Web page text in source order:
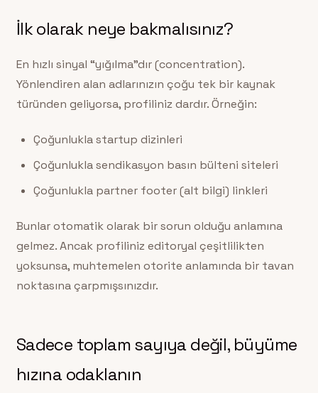
İlk olarak neye bakmalısınız?
En hızlı sinyal “yığılma”dır (concentration).
Yönlendiren alan adlarınızın çoğu tek bir kaynak
türünden geliyorsa, profiliniz dardır. Örneğin:
Çoğunlukla startup dizinleri
Çoğunlukla sendikasyon basın bülteni siteleri
Çoğunlukla partner footer (alt bilgi) linkleri
Bunlar otomatik olarak bir sorun olduğu anlamına
gelmez. Ancak profiliniz editoryal çeşitlilikten
yoksunsa, muhtemelen otorite anlamında bir tavan
noktasına çarpmışsınızdır.
Sadece toplam sayıya değil, büyüme
hızına odaklanın